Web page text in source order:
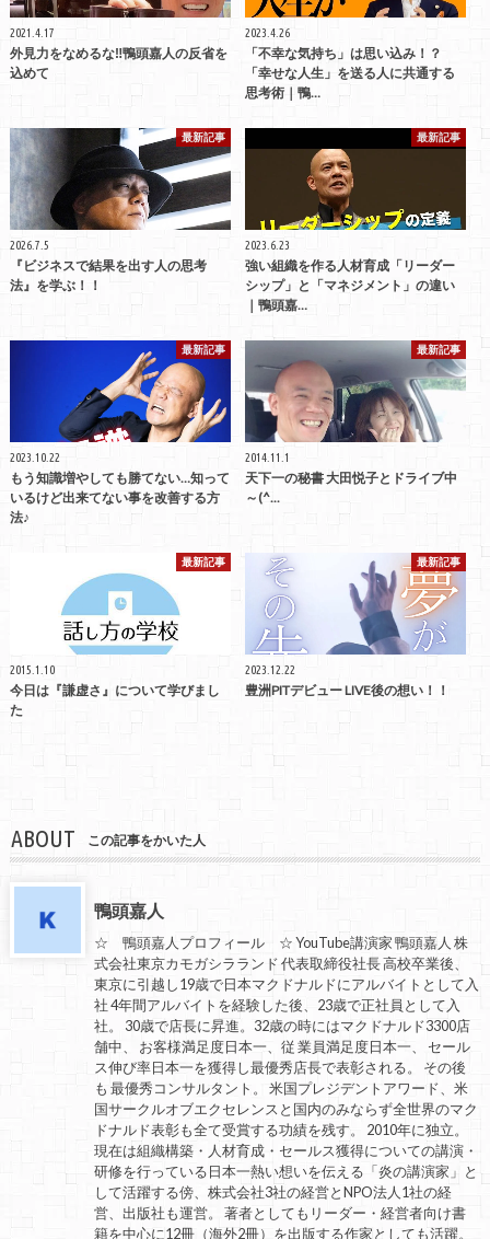
2021.4.17
外見力をなめるな‼鴨頭嘉人の反省を
込めて️
2023.4.26
「不幸な気持ち」は思い込み！？
「幸せな人生」を送る人に共通する
思考術｜鴨…
最新記事
2026.7.5
『ビジネスで結果を出す人の思考
法』を学ぶ！！
最新記事
2023.6.23
強い組織を作る人材育成「リーダー
シップ」と「マネジメント」の違い
｜鴨頭嘉…
最新記事
2023.10.22
もう知識増やしても勝てない…知って
いるけど出来てない事を改善する方
法♪
最新記事
2014.11.1
天下一の秘書 大田悦子とドライブ中
～(^...
最新記事
2015.1.10
今日は『謙虚さ』について学びまし
た
最新記事
2023.12.22
豊洲PITデビュー LIVE後の想い！！
ABOUT この記事をかいた人
鴨頭嘉人
☆ 鴨頭嘉人プロフィール ☆ YouTube講演家 鴨頭嘉人 株
式会社東京カモガシラランド 代表取締役社長 高校卒業後、
東京に引越し19歳で日本マクドナルドにアルバイトとして入
社 4年間アルバイトを経験した後、23歳で正社員として入
社。 30歳で店長に昇進。32歳の時にはマクドナルド3300店
舗中、 お客様満足度日本一、従 業員満足度日本一、 セール
ス伸び率日本一を獲得し最優秀店長で表彰される。 その後
も 最優秀コンサルタント。 米国プレジデントアワード、米
国サークルオブエクセレンスと国内のみならず全世界のマク
ドナルド表彰も全て受賞する功績を残す。 2010年に独立。
現在は組織構築・人材育成・セールス獲得についての講演・
研修を行っている日本一熱い想いを伝える「炎の講演家」と
して活躍する傍、株式会社3社の経営とNPO法人1社の経
営、出版社も運営。 著者としてもリーダー・経営者向け書
籍を中心に12冊（海外2冊）を出版する作家としても活躍。